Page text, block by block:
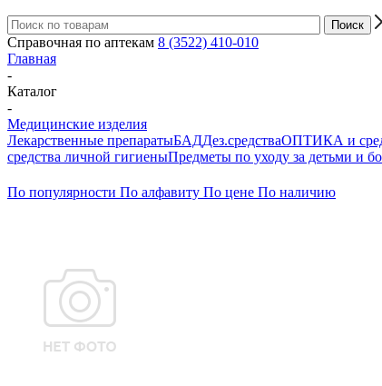
Справочная по аптекам 8 (3522) 410-010
Главная
-
Каталог
-
Медицинские изделия
Лекарственные препаратыБАДДез.средстваОПТИКА и
средства личной гигиеныПредметы по уходу за детьми и
По популярности По алфавиту По цене По наличию